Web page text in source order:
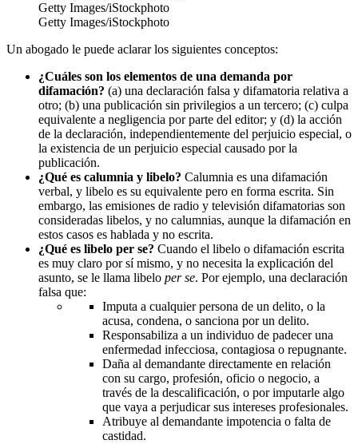
Getty Images/iStockphoto
Getty Images/iStockphoto
Un abogado le puede aclarar los siguientes conceptos:
¿Cuáles son los elementos de una demanda por
difamación? (a) una declaración falsa y difamatoria relativa a
otro; (b) una publicación sin privilegios a un tercero; (c) culpa
equivalente a negligencia por parte del editor; y (d) la acción
de la declaración, independientemente del perjuicio especial, o
la existencia de un perjuicio especial causado por la
publicación.
¿Qué es calumnia y libelo? Calumnia es una difamación
verbal, y libelo es su equivalente pero en forma escrita. Sin
embargo, las emisiones de radio y televisión difamatorias son
consideradas libelos, y no calumnias, aunque la difamación en
estos casos es hablada y no escrita.
¿Qué es libelo per se? Cuando el libelo o difamación escrita
es muy claro por sí mismo, y no necesita la explicación del
asunto, se le llama libelo per se. Por ejemplo, una declaración
falsa que:
Imputa a cualquier persona de un delito, o la
acusa, condena, o sanciona por un delito.
Responsabiliza a un individuo de padecer una
enfermedad infecciosa, contagiosa o repugnante.
Daña al demandante directamente en relación
con su cargo, profesión, oficio o negocio, a
través de la descalificación, o por imputarle algo
que vaya a perjudicar sus intereses profesionales.
Atribuye al demandante impotencia o falta de
castidad.